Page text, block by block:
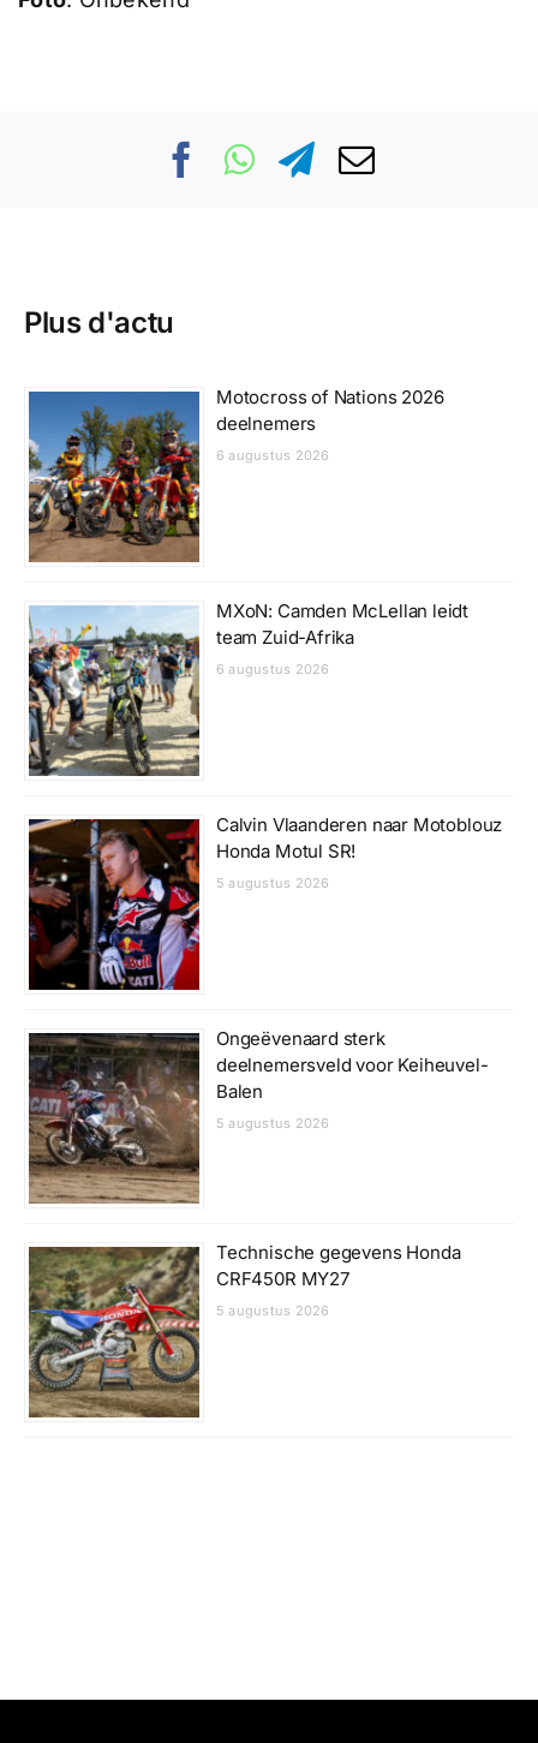
Plus d'actu
Motocross of Nations 2026
deelnemers
6 augustus 2026
MXoN: Camden McLellan leidt
team Zuid-Afrika
6 augustus 2026
Calvin Vlaanderen naar Motoblouz
Honda Motul SR!
5 augustus 2026
Ongeëvenaard sterk
deelnemersveld voor Keiheuvel-
Balen
5 augustus 2026
Technische gegevens Honda
CRF450R MY27
5 augustus 2026